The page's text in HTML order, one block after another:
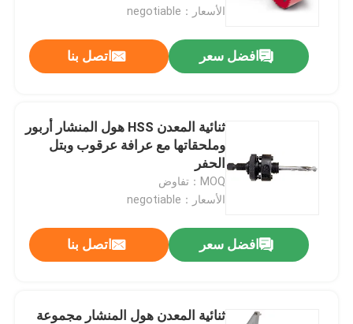
الأسعار：negotiable
افضل سعر اتصل بنا
ثنائية المعدن HSS هول المنشار أربور
وملحقاتها مع عرافة عرقوب وبتل
الحفر
MOQ：تفاوض
الأسعار：negotiable
افضل سعر اتصل بنا
ثنائية المعدن هول المنشار مجموعة